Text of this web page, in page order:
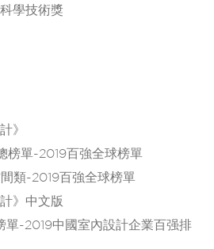
學技術獎
》
榜單-2019百強全球榜單
類-2019百強全球榜單
》中文版
單-2019中國室內設計企業百强排